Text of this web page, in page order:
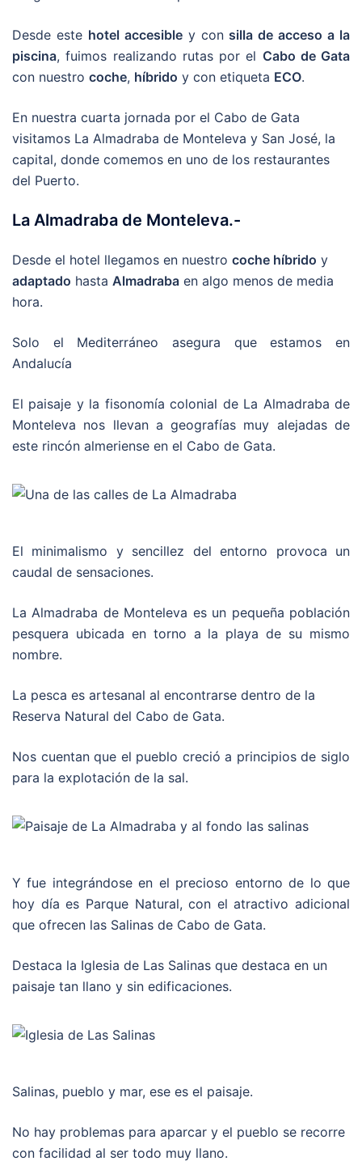
Desde este hotel accesibley consilla de acceso a la
piscina, fuimos realizando rutas por el Cabo de Gata
con nuestro coche, híbrido y con etiqueta ECO.
En nuestra cuarta jornada por el Cabo de Gata
visitamos La Almadraba de Monteleva y San José, la
capital, donde comemos en uno de los restaurantes
del Puerto.
La Almadraba de Monteleva.-
Desde el hotel llegamos en nuestro coche híbrido y
adaptado hasta Almadraba en algo menos de media
hora.
Solo el Mediterráneo asegura que estamos en
Andalucía
El paisaje y la fisonomía colonial de La Almadraba de
Monteleva nos llevan a geografías muy alejadas de
este rincón almeriense en el Cabo de Gata.
El minimalismo y sencillez del entorno provoca un
caudal de sensaciones.
La Almadraba de Monteleva es un pequeña población
pesquera ubicada en torno a la playa de su mismo
nombre.
La pesca es artesanal al encontrarse dentro de la
Reserva Natural del Cabo de Gata.
Nos cuentan que el pueblo creció a principios de siglo
para la explotación de la sal.
Y fue integrándose en el precioso entorno de lo que
hoy día es Parque Natural, con el atractivo adicional
que ofrecen las Salinas de Cabo de Gata.
Destaca la Iglesia de Las Salinas que destaca en un
paisaje tan llano y sin edificaciones.
Salinas, pueblo y mar, ese es el paisaje.
No hay problemas para aparcar y el pueblo se recorre
con facilidad al ser todo muy llano.